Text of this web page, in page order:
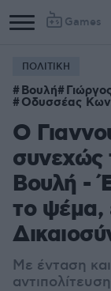
Games
ΠΟΛΙΤΙΚΗ
Βουλή
Οδυσσέας
Ο
συνεχώς
Βουλή -
το ψέμα,
Με ένταση